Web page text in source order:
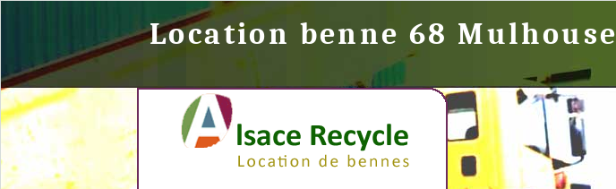
Location benne 68 Mulhouse